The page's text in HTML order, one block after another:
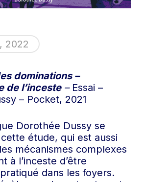
2022
dominations –
de l’inceste– Essai –
– Pocket, 2021
Dorothée Dussy se
étude, qui est aussi
mécanismes complexes
à l’inceste d’être
dans les foyers.